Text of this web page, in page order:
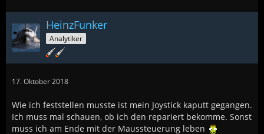
HeinzFunker
Analytiker
17. Oktober 2018
Wie ich feststellen musste ist mein Joystick kaputt gegangen.
Ich muss mal schauen, ob ich den repariert bekomme. Sonst
muss ich am Ende mit der Maussteuerung leben